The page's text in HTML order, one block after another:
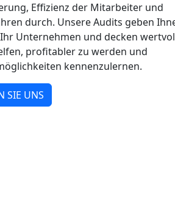
Effizienz der Mitarbeiter und
durch. Unsere Audits geben
Unternehmen und decken
profitabler zu werden und
kennenzulernen.
SIE UNS